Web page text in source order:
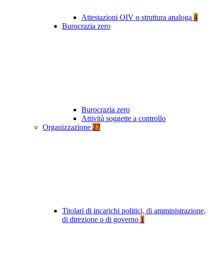
Attestazioni OIV o struttura analoga 4
Burocrazia zero
Burocrazia zero
Attività soggette a controllo
Organizzazione 27
Titolari di incarichi politici, di amministrazione,
di direzione o di governo 1